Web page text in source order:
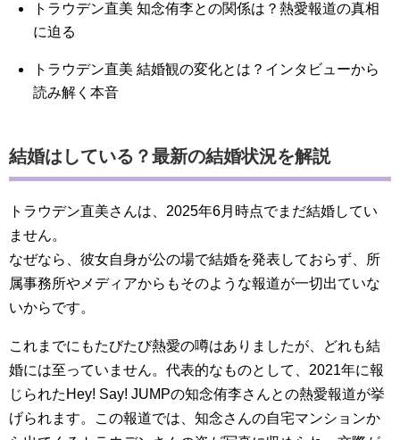
トラウデン直美 知念侑李との関係は？熱愛報道の真相
に迫る
トラウデン直美 結婚観の変化とは？インタビューから
読み解く本音
結婚はしている？最新の結婚状況を解説
トラウデン直美さんは、2025年6月時点でまだ結婚してい
ません。
なぜなら、彼女自身が公の場で結婚を発表しておらず、所
属事務所やメディアからもそのような報道が一切出ていな
いからです。
これまでにもたびたび熱愛の噂はありましたが、どれも結
婚には至っていません。代表的なものとして、2021年に報
じられたHey! Say! JUMPの知念侑李さんとの熱愛報道が挙
げられます。この報道では、知念さんの自宅マンションか